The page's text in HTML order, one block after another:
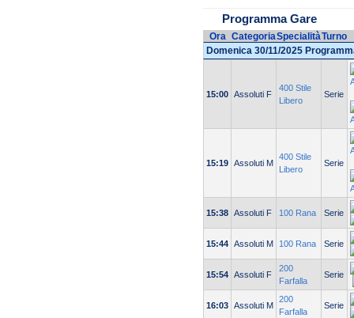
Programma Gare
Ora CategoriaSpecialitàTurno
Domenica 30/11/2025
15:00 Assoluti F
400 Stile
Libero
Serie
15:19 Assoluti M
400 Stile
Libero
Serie
15:38 Assoluti F 100 Rana Serie
15:44 Assoluti M 100 Rana Serie
15:54 Assoluti F
200
Farfalla
Serie
16:03 Assoluti M
200
Farfalla
Serie